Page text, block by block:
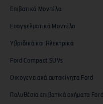
Επιβατικά Μοντέλα
Επαγγελματικά Μοντέλα
Υβριδικά και Ηλεκτρικά
Ford Compact SUVs
Οικογενειακά αυτοκίνητα Ford
Πολυθέσια επιβατικά οχήματα Ford